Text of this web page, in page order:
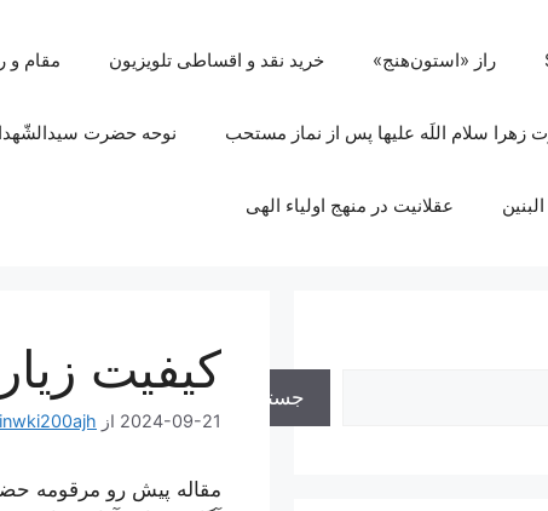
راز «استون‌هنج» خرید نقد و اقساطی تلویزیون مقام و
سلام اللَه علیها پس از نماز مستحب نوحه حضرت
عقلانیت در منهج اولیاء الهی
کیفیت
2024-09-21 از
مقاله پیش رو مرقومه
جستجو